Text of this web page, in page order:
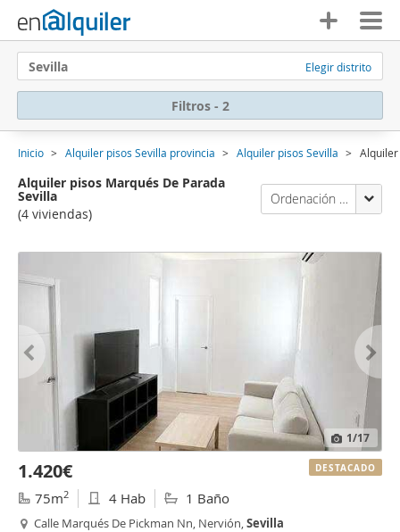
Sevilla Elegir distrito
Filtros - 2
Inicio Alquiler pisos Sevilla provincia Alquiler pisos Sevilla
Alquiler pisos Marqués De Parada
Sevilla
(4 viviendas)
Ordenación Enalquiler
1/17
1.420€
75m2 4 Hab 1 Baño
Calle Marqués De Pickman Nn, Nervión,Sevilla
DESTACADO